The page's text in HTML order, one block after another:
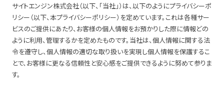
サイトエンジン株式会社（以下、「当社」）は、以下のようにプライバシーポ
リシー（以下、本プライバシーポリシー）を定めています。これは各種サー
ビスのご提供にあたり、お客様の個人情報をお預かりした際に情報どの
ように利用、管理するかを定めたものです。当社は、個人情報に関する法
令を遵守し、個人情報の適切な取り扱いを実現し個人情報を保護するこ
とで、お客様に更なる信頼性と安心感をご提供できるように努めて参りま
す。